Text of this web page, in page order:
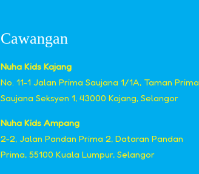
Cawangan
Nuha Kids Kajang
No. 11-1 Jalan Prima Saujana 1/1A, Taman Prima
Saujana Seksyen 1, 43000 Kajang, Selangor
Nuha Kids Ampang
2-2, Jalan Pandan Prima 2, Dataran Pandan
Prima, 55100 Kuala Lumpur, Selangor